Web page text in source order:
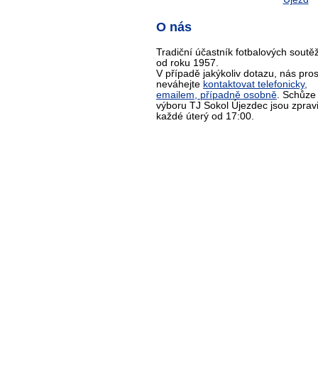
O nás
Tradiční účastník fotbalových
od roku 1957.
V případě jakýkoliv dotazu, nás
neváhejte kontaktovat telefonicky,
emailem, případně osobně. Schůze
výboru TJ Sokol Újezdec jsou
každé úterý od 17:00.